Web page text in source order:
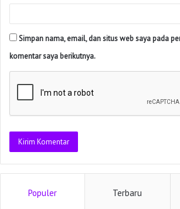
Simpan nama, email, dan situs web saya pada
komentar saya berikutnya.
Populer Terbaru